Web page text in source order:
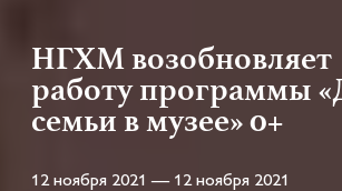
НГХМ возобновляет
работу программы
семьи в музее» 0+
12 ноября 2021 — 12 ноября 2021